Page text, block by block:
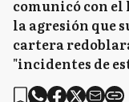
comunicó con
la agresión que
cartera
"incidentes de